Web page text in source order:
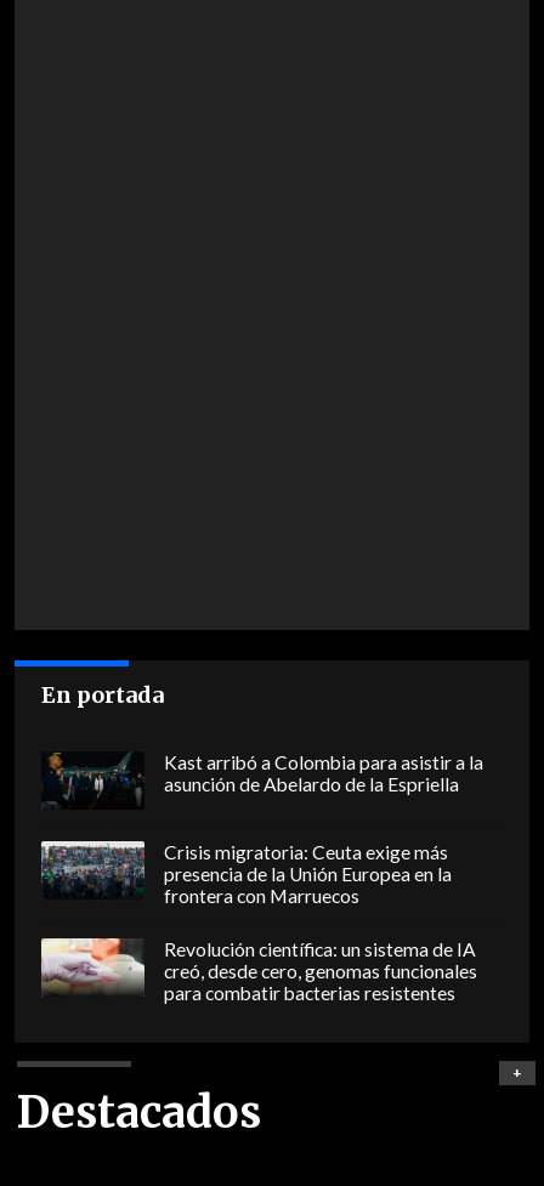
En portada
Kast arribó a Colombia para asistir a la
asunción de Abelardo de la Espriella
Crisis migratoria: Ceuta exige más
presencia de la Unión Europea en la
frontera con Marruecos
Revolución científica: un sistema de IA
creó, desde cero, genomas funcionales
para combatir bacterias resistentes
Destacados
+